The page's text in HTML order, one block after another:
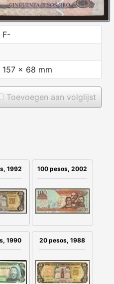
F-
157 x 68 mm
Toevoegen aan volglijst
1992 100 pesos, 2002
1990 20 pesos, 1988